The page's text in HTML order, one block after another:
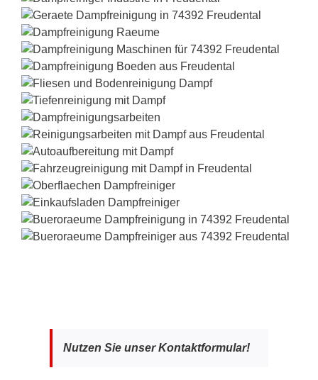
Nutzen Sie unser Kontaktformular!